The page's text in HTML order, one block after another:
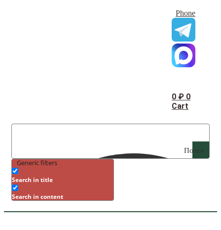
Phone
0 ₽ 0
Cart
Поиск
Generic filters
Search in title
Search in content